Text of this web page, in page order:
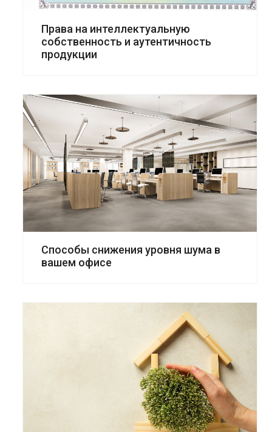
Права на интеллектуальную
собственность и аутентичность
продукции
Способы снижения уровня шума в
вашем офисе